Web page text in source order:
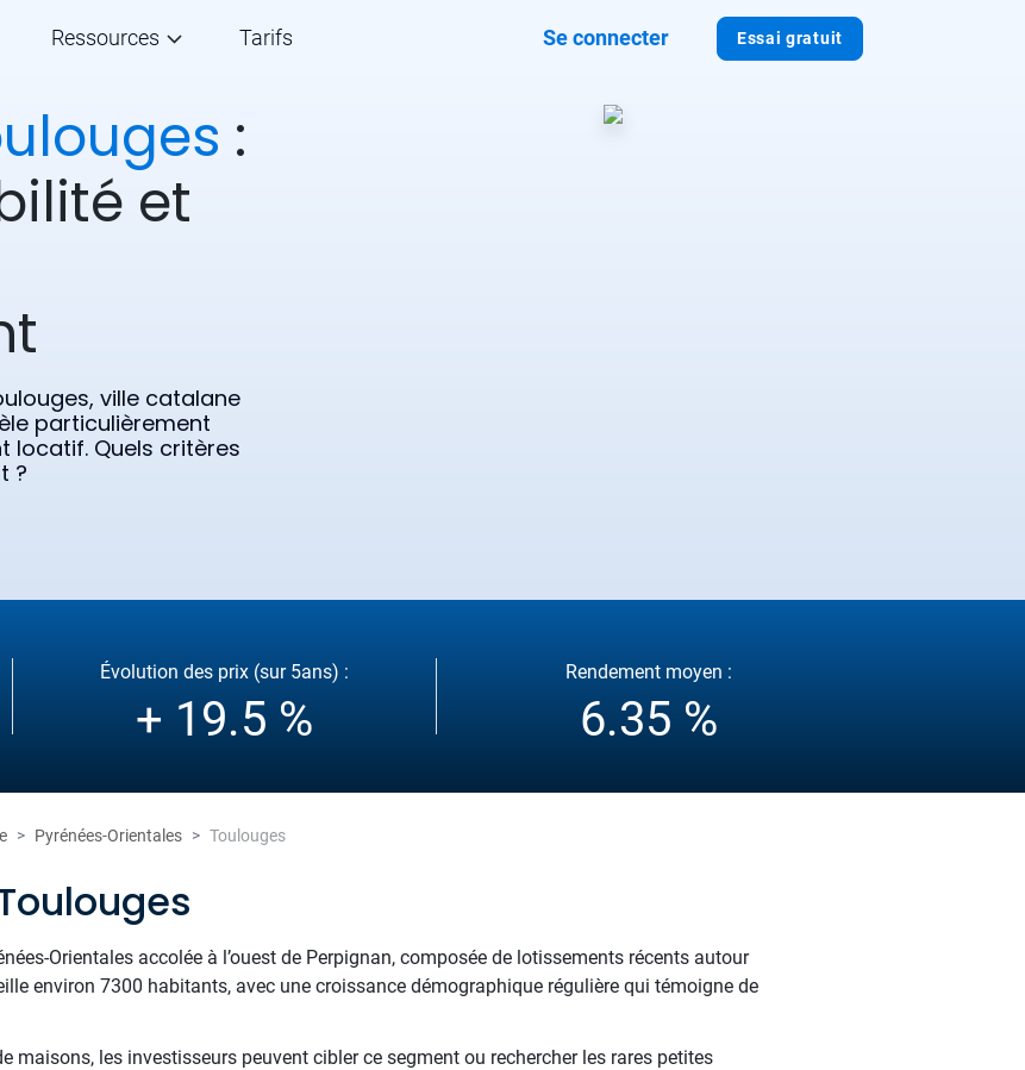
Essai gratuit
Ressources Tarifs Se connecter
:
et
ville catalane
particulièrement
locatif. Quels critères
?
Évolution des prix (sur 5ans) :
+ 19.5 %
Rendement moyen :
6.35 %
Pyrénées-Orientales Toulouges
Orientales accolée à l’ouest de Perpignan, composée de lotissements récents autour
environ 7300 habitants, avec une croissance démographique régulière qui témoigne de
maisons, les investisseurs peuvent cibler ce segment ou rechercher les rares petites